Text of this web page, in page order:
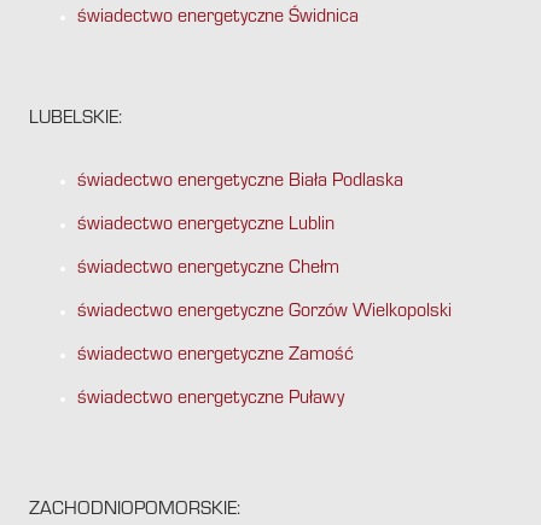
świadectwo energetyczne Świdnica
LUBELSKIE:
świadectwo energetyczne Biała Podlaska
świadectwo energetyczne Lublin
świadectwo energetyczne Chełm
świadectwo energetyczne Gorzów Wielkopolski
świadectwo energetyczne Zamość
świadectwo energetyczne Puławy
ZACHODNIOPOMORSKIE: